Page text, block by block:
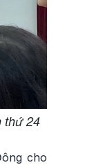
thứ 24
cho